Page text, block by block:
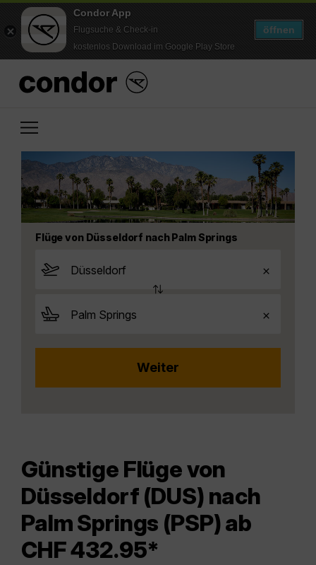
Condor App
Flugsuche & Check-in
kostenlos Download im Google Play Store
öffnen
Flüge von Düsseldorf nach Palm Springs
Günstige Flüge von
Düsseldorf (DUS) nach
Palm Springs (PSP) ab
CHF 432.95*